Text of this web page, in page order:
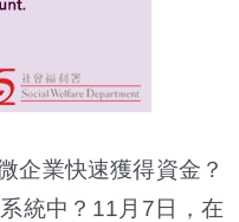
企業快速獲得資金？
統中？11月7日，在